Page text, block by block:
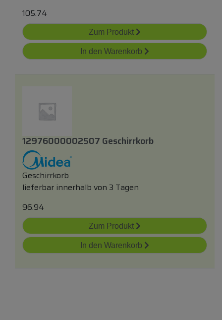
105.74
Zum Produkt
In den Warenkorb
12976000002507 Geschirrkorb
Geschirrkorb
lieferbar innerhalb von 3 Tagen
96.94
Zum Produkt
In den Warenkorb